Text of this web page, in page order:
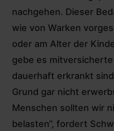
nachgehen. Dieser
wie von Warken
oder am Alter der
gebe es
dauerhaft erkrankt
Grund gar nicht
Menschen sollten wir
belasten“, fordert